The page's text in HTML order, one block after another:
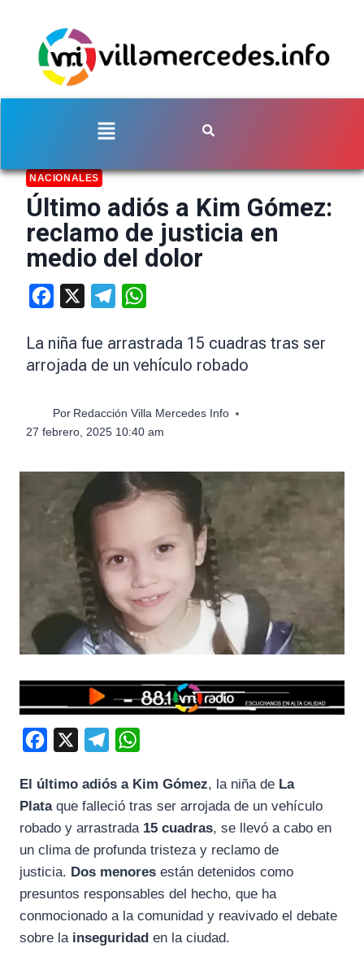
NACIONALES
Último adiós a Kim Gómez:
reclamo de justicia en
medio del dolor
Facebook Telegram
La niña fue arrastrada 15 cuadras tras ser
arrojada de un vehículo robado
Por Redacción Villa Mercedes Info
27 febrero, 2025 10:40 am
c
e
b
k
l
e
g
m
a
t
s
p
p
El último adiós a Kim Gómez, la niña de La
Plataque falleció tras ser arrojada de un vehículo
robado y arrastrada 15 cuadras, se llevó a cabo en
un clima de profunda tristeza y reclamo de
justicia. Dos menores están detenidos como
presuntos responsables del hecho, que ha
conmocionado a la comunidad y reavivado el debate
sobre la inseguridad en la ciudad.